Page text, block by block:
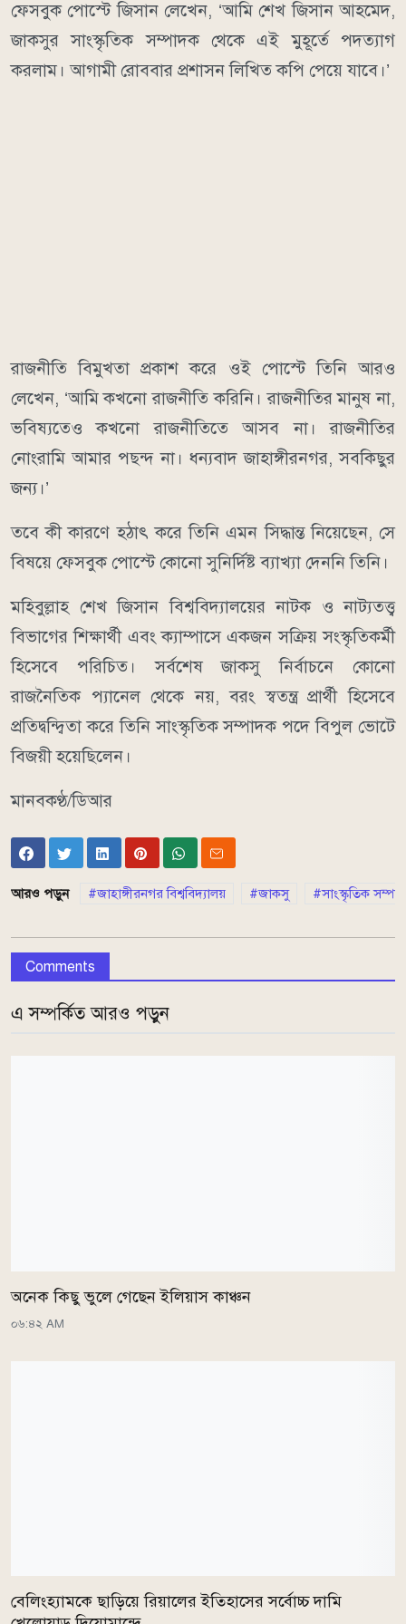
ফেসবুক পোস্টে জিসান লেখেন, ‘আমি শেখ জিসান আহমেদ,
জাকসুর সাংস্কৃতিক সম্পাদক থেকে এই মুহূর্তে পদত্যাগ
করলাম। আগামী রোববার প্রশাসন লিখিত কপি পেয়ে যাবে।’
রাজনীতি বিমুখতা প্রকাশ করে ওই পোস্টে তিনি আরও
লেখেন, ‘আমি কখনো রাজনীতি করিনি। রাজনীতির মানুষ না,
ভবিষ্যতেও কখনো রাজনীতিতে আসব না। রাজনীতির
নোংরামি আমার পছন্দ না। ধন্যবাদ জাহাঙ্গীরনগর, সবকিছুর
জন্য।’
তবে কী কারণে হঠাৎ করে তিনি এমন সিদ্ধান্ত নিয়েছেন, সে
বিষয়ে ফেসবুক পোস্টে কোনো সুনির্দিষ্ট ব্যাখ্যা দেননি তিনি।
মহিবুল্লাহ শেখ জিসান বিশ্ববিদ্যালয়ের নাটক ও নাট্যতত্ত্ব
বিভাগের শিক্ষার্থী এবং ক্যাম্পাসে একজন সক্রিয় সংস্কৃতিকর্মী
হিসেবে পরিচিত। সর্বশেষ জাকসু নির্বাচনে কোনো
রাজনৈতিক প্যানেল থেকে নয়, বরং স্বতন্ত্র প্রার্থী হিসেবে
প্রতিদ্বন্দ্বিতা করে তিনি সাংস্কৃতিক সম্পাদক পদে বিপুল ভোটে
বিজয়ী হয়েছিলেন।
মানবকণ্ঠ/ডিআর
আরও পড়ুন জাহাঙ্গীরনগর বিশ্ববিদ্যালয় জাকসু সাংস্কৃতিক
Comments
এ সম্পর্কিত আরও পড়ুন
অনেক কিছু ভুলে গেছেন ইলিয়াস কাঞ্চন
০৬:৪২ AM
বেলিংহ্যামকে ছাড়িয়ে রিয়ালের ইতিহাসের সর্বোচ্চ দামি